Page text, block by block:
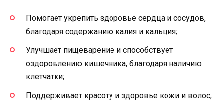
Помогает укрепить здоровье сердца и сосудов,
благодаря содержанию калия и кальция;
Улучшает пищеварение и способствует
оздоровлению кишечника, благодаря наличию
клетчатки;
Поддерживает красоту и здоровье кожи и волос,